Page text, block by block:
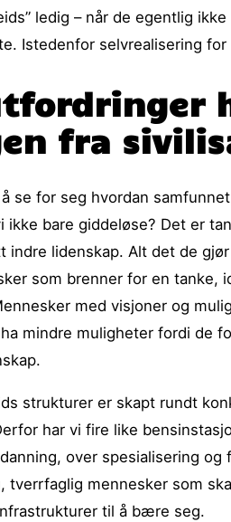
ledig – når de egentlig
Istedenfor selvrealisering
fra
se for seg hvordan
ikke bare giddeløse? Det er
indre lidenskap. Alt det de
som brenner for en
med visjoner og
mindre muligheter fordi de
strukturer er skapt rundt
har vi fire like
over spesialisering
tverrfaglig mennesker som
til å bære seg.